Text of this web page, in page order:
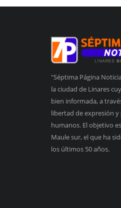
"Séptima Página
la ciudad de Linares
bien informada, a
libertad de expresión
humanos. El objetivo
Maule sur, el que ha
los últimos 50 años.